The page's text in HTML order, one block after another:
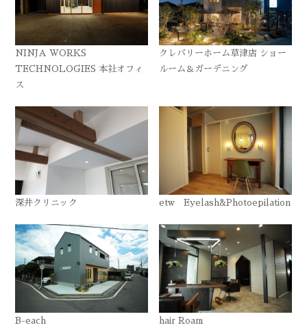
NINJA WORKS
TECHNOLOGIES 本社オフィ
ス
クレバリーホーム草津店 ショー
ルーム＆ガーデニング
深井クリニック etw Eyelash&Photoepilation
B-each hair Roam